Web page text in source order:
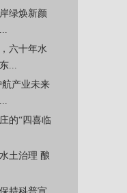
绿焕新颜
六十年水
...
产业未来
的“四喜临
土治理 酿